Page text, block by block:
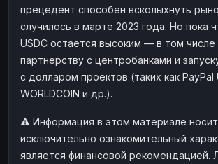
прецедент способен всколыхнуть
случилось в марте 2023 года. Но пока
USDC остается высоким — в том числе
партнерству с центробанками и
с долларом проектов (таких как PayPal
WORLDCOIN и др.).
⚠️ Информация в этом материале носит
исключительно ознакомительный
является финансовой рекомендацией.